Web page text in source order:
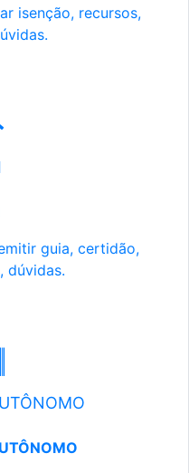
isenção, recursos,
guia, certidão,
dúvidas.